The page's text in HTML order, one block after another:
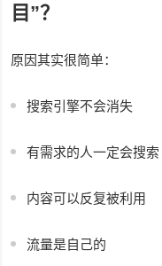
目”？
原因其实很简单：
搜索引擎不会消失
有需求的人一定会搜索
内容可以反复被利用
流量是自己的